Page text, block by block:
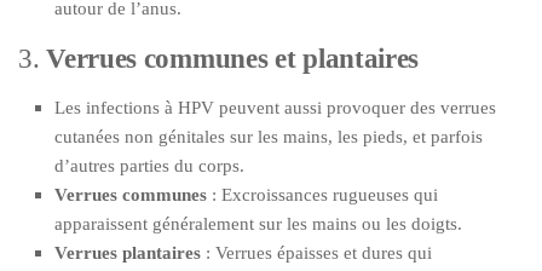
autour de l’anus.
3.Verrues communes et plantaires
Les infections à HPV peuvent aussi provoquer des verrues
cutanées non génitales sur les mains, les pieds, et parfois
d’autres parties du corps.
Verrues communes : Excroissances rugueuses qui
apparaissent généralement sur les mains ou les doigts.
Verrues plantaires : Verrues épaisses et dures qui